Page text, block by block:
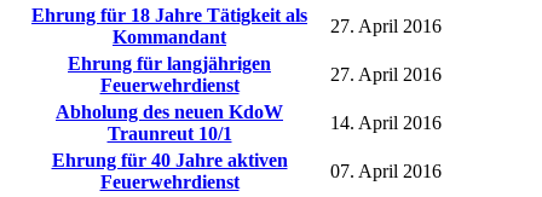
Ehrung für 18 Jahre Tätigkeit als
Kommandant
27. April 2016
Ehrung für langjährigen
Feuerwehrdienst
27. April 2016
Abholung des neuen KdoW
Traunreut 10/1
14. April 2016
Ehrung für 40 Jahre aktiven
Feuerwehrdienst
07. April 2016